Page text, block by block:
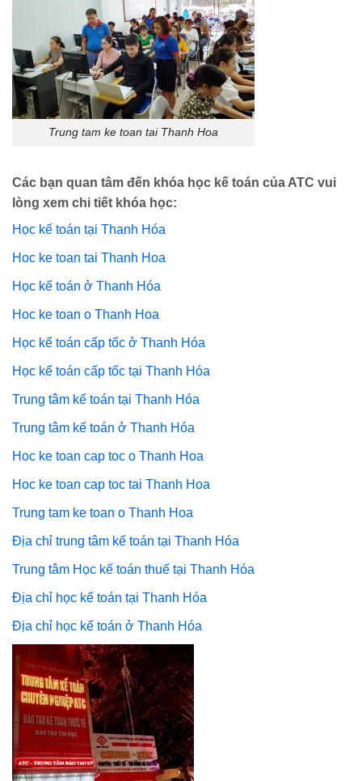
Trung tam ke toan tai Thanh Hoa
Các bạn quan tâm đến khóa học kế toán của ATC vui
lòng xem chi tiết khóa học:
Học kế toán tại Thanh Hóa
Hoc ke toan tai Thanh Hoa
Học kế toán ở Thanh Hóa
Hoc ke toan o Thanh Hoa
Học kế toán cấp tốc ở Thanh Hóa
Học kế toán cấp tốc tại Thanh Hóa
Trung tâm kế toán tại Thanh Hóa
Trung tâm kế toán ở Thanh Hóa
Hoc ke toan cap toc o Thanh Hoa
Hoc ke toan cap toc tai Thanh Hoa
Trung tam ke toan o Thanh Hoa
Địa chỉ trung tâm kế toán tại Thanh Hóa
Trung tâm Học kế toán thuế tại Thanh Hóa
Địa chỉ học kế toán tại Thanh Hóa
Địa chỉ học kế toán ở Thanh Hóa